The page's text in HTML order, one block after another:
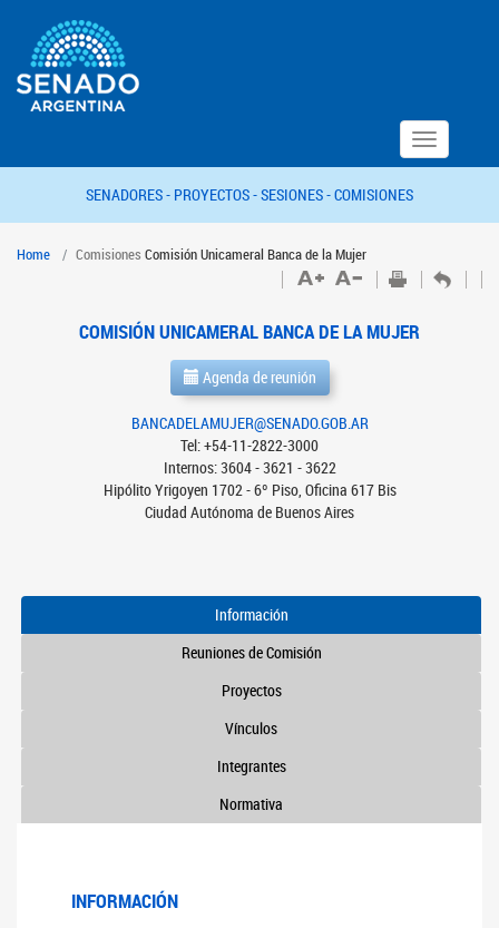
Toggle
navigation
SENADORES - PROYECTOS -SESIONES -COMISIONES
Home Comisiones Comisión Unicameral Banca de la Mujer
COMISIÓN UNICAMERAL BANCA DE LA MUJER
Agenda de reunión
BANCADELAMUJER@SENADO.GOB.AR
Tel: +54-11-2822-3000
Internos: 3604 - 3621 - 3622
Hipólito Yrigoyen 1702 - 6º Piso, Oficina 617 Bis
Ciudad Autónoma de Buenos Aires
Información
Reuniones de Comisión
Proyectos
Vínculos
Integrantes
Normativa
INFORMACIÓN